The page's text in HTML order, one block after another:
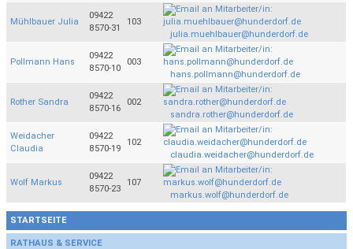
STARTSEITE
RATHAUS & SERVICE
Mühlbauer Julia
09422
8570-31
103
julia.muehlbauer@hunderdorf.de
Pollmann Hans
09422
8570-10
003
hans.pollmann@hunderdorf.de
Rother Sandra
09422
8570-16
002
sandra.rother@hunderdorf.de
Weidacher
Claudia
09422
8570-19
102
claudia.weidacher@hunderdorf.de
Wolf Markus
09422
8570-23
107
markus.wolf@hunderdorf.de